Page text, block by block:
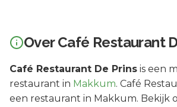
OverCafé Restaurant
Café Restaurant De Prins is een
restaurant in Makkum. Café
een restaurant in Makkum. Bekijk